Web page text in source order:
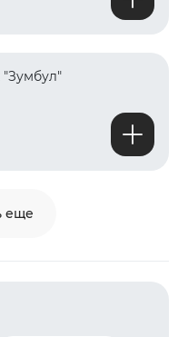
еще